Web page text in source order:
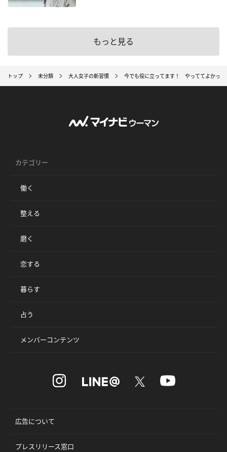
もっと見る
トップ 未分類 大人女子の新習慣 今でも役に立ってます！ やっててよかった
カテゴリー
働く
整える
磨く
恋する
暮らす
占う
メンバーコンテンツ
広告について
プレスリリース窓口